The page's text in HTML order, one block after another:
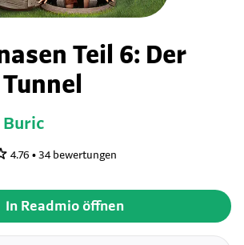
Teil 6: Der
Buric
4.76 • 34bewertungen
In Readmio öffnen